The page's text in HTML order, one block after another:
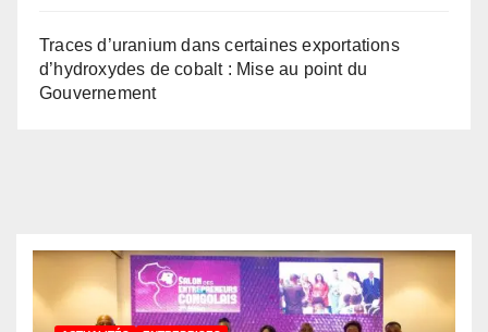
Traces d’uranium dans certaines exportations
d’hydroxydes de cobalt : Mise au point du
Gouvernement